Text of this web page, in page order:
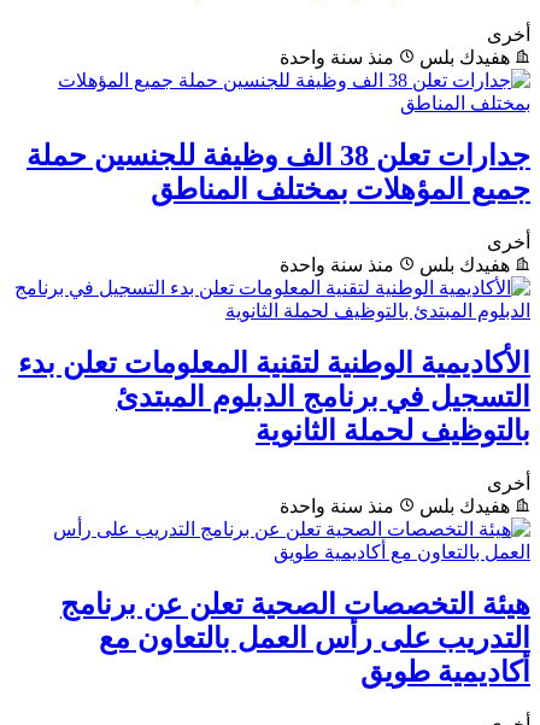
أخرى
هفيدك بلس
منذ سنة واحدة
جدارات تعلن 38 الف وظيفة للجنسين حملة
جميع المؤهلات بمختلف المناطق
أخرى
هفيدك بلس
منذ سنة واحدة
الأكاديمية الوطنية لتقنية المعلومات تعلن بدء
التسجيل في برنامج الدبلوم المبتدئ
بالتوظيف لحملة الثانوية
أخرى
هفيدك بلس
منذ سنة واحدة
هيئة التخصصات الصحية تعلن عن برنامج
التدريب على رأس العمل بالتعاون مع
أكاديمية طويق